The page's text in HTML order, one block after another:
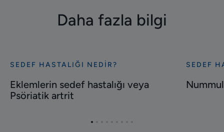
Daha fazla bilgi
Keşfet
Eklemlerin
sedef
SEDEF HASTALIĞI NEDIR?
Eklemlerin sedef hastalığı veya
Psöriatik artrit
Keşfet
Nummular
SEDEF
Öğe
Öğe
Öğe
Öğe
Öğe
Öğe
ÖğeÖğeÖğe